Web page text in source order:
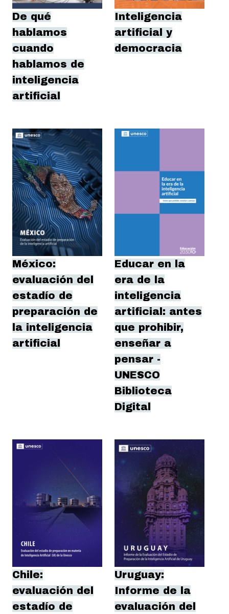
De qué
hablamos
cuando
hablamos de
inteligencia
artificial
Inteligencia
artificial y
democracia
México:
evaluación del
estadío de
preparación de
la inteligencia
artificial
Educar en la
era de la
inteligencia
artificial: antes
que prohibir,
enseñar a
pensar -
UNESCO
Biblioteca
Digital
Chile:
evaluación del
estadío de
Uruguay:
Informe de la
evaluación del